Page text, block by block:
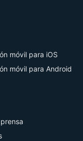
móvil para iOS
móvil para Android